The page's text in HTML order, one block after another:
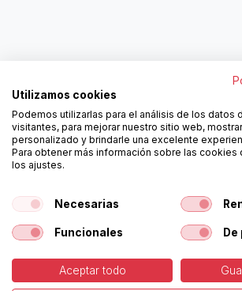
962250313
ortola@ortola-sa.es
Av. d'Albaida, s/n
46840 La Pobla del Duc (Valencia)
¡Síguenos!
Utilizamos cookies
Podemos utilizarlas para el análisis de los datos
visitantes, para mejorar nuestro sitio web,
personalizado y brindarle una excelente
Para obtener más información sobre las cookies
los ajustes.
Necesarias
Funcionales De
Aceptar todo